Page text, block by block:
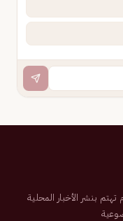
إلكترونية سعودية تم تأسيسها عام 2007م تهتم بنشر الأخبار المحلية